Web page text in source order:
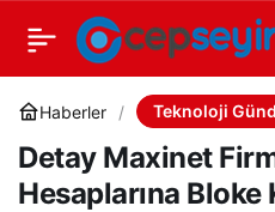
Haberler Teknoloji
Detay Maxinet
Hesaplarına Bloke